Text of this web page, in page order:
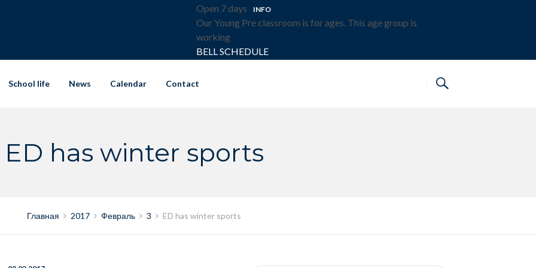
Open 7 days INFO
Our Young Pre classroom is for ages. This age group is
working
BELL SCHEDULE
School life News Calendar Contact
ED has winter sports
Главная 2017 Февраль 3 ED has winter sports